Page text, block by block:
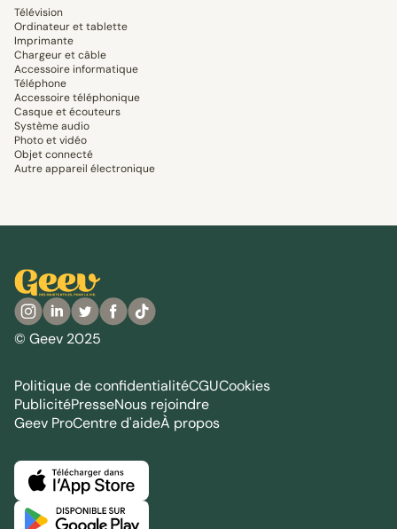
Télévision
Ordinateur et tablette
Imprimante
Chargeur et câble
Accessoire informatique
Téléphone
Accessoire téléphonique
Casque et écouteurs
Système audio
Photo et vidéo
Objet connecté
Autre appareil électronique
© Geev 2025
Politique de confidentialitéCGUCookies
PublicitéPresseNous rejoindre
Geev ProCentre d'aideÀ propos